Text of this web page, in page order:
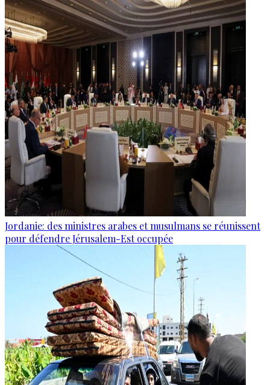
Jordanie: des ministres arabes et musulmans se réunissent
pour défendre Jérusalem-Est occupée